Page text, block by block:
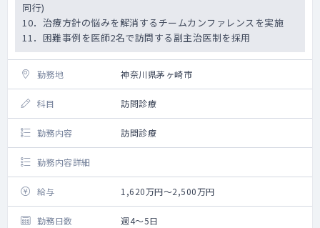
同行)
10．治療方針の悩みを解消するチームカンファレンスを実施
11．困難事例を医師2名で訪問する副主治医制を採用
勤務地 神奈川県茅ヶ崎市
科目 訪問診療
勤務内容 訪問診療
勤務内容詳細
給与 1,620万円～2,500万円
勤務日数 週4～5日